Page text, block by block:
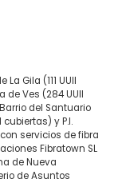
Gila (111 UUII
de Ves (284 UUII
del Santuario
cubiertas) y P.I.
servicios de fibra
Fibratown SL
de Nueva
de Asuntos